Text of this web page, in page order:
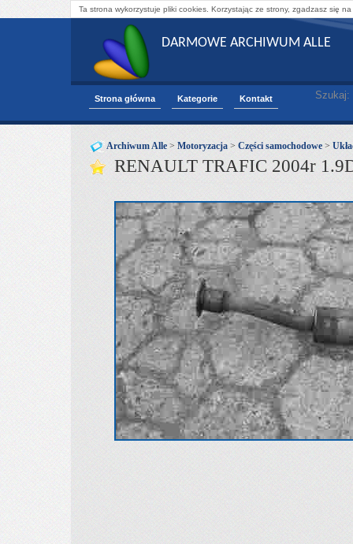
Ta strona wykorzystuje pliki cookies. Korzystając ze strony, zgadzasz się
DARMOWE ARCHIWUM ALLE
Strona główna Kategorie Kontakt Szukaj:
Archiwum Alle > Motoryzacja > Części samochodowe >
RENAULT TRAFIC 2004r